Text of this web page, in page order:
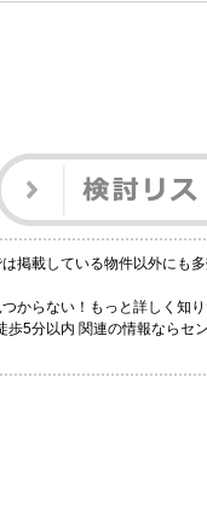
掲載している物件以外にも
からない！もっと詳しく知
5分以内 関連の情報ならセ